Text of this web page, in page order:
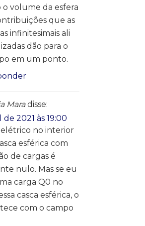
o volume da esfera
que as
infinitesimais ali
dão para o
em um ponto.
Mara disse:
de 2021 às 19:00
no interior
esférica com
de cargas é
nulo. Mas se eu
carga Q0 no
casca esférica, o
com o campo